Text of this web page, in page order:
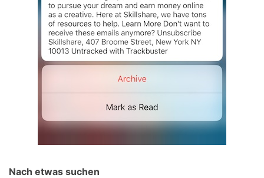
Nach etwas suchen